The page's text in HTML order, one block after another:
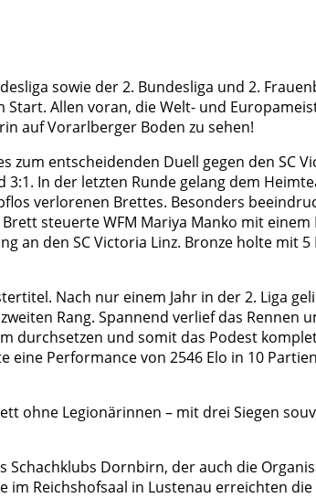
sowie der 2. Bundesliga und 2.
Allen voran, die Welt- und
auf Vorarlberger Boden zu sehen!
zum entscheidenden Duell gegen den SC
In der letzten Runde gelang dem
verlorenen Brettes. Besonders
steuerte WFM Mariya Manko mit einem
an den SC Victoria Linz. Bronze holte mit
Nach nur einem Jahr in der 2. Liga
Rang. Spannend verlief das Rennen
durchsetzen und somit das Podest
Performance von 2546 Elo in 10
ohne Legionärinnen – mit drei Siegen
Schachklubs Dornbirn, der auch die
Reichshofsaal in Lustenau erreichten